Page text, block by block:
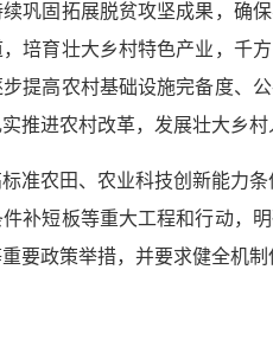
巩固拓展脱贫攻坚成果，确
培育壮大乡村特色产业，千
提高农村基础设施完备度、
推进农村改革，发展壮大乡
标准农田、农业科技创新能力
补短板等重大工程和行动，
要政策举措，并要求健全机